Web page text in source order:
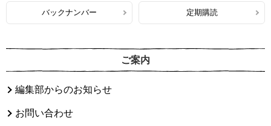
バックナンバー 定期購読
ご案内
編集部からのお知らせ
お問い合わせ